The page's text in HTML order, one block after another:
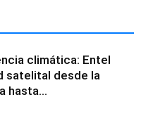
climática: Entel
satelital desde la
hasta...